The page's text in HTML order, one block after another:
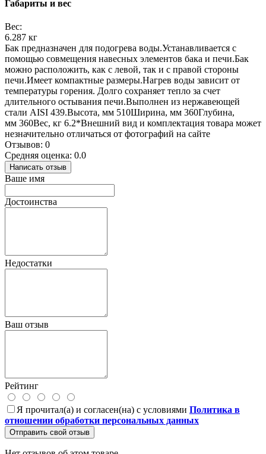
Габариты и вес
Вес:
6.287 кг
Бак предназначен для подогрева воды.Устанавливается с
помощью совмещения навесных элементов бака и печи.Бак
можно расположить, как с левой, так и с правой стороны
печи.Имеет компактные размеры.Нагрев воды зависит от
температуры горения. Долго сохраняет тепло за счет
длительного остывания печи.Выполнен из нержавеющей
стали AISI 439.Высота, мм 510Ширина, мм 360Глубина,
мм 360Вес, кг 6.2*Внешний вид и комплектация товара может
незначительно отличаться от фотографий на сайте
Отзывов: 0
Средняя оценка: 0.0
Написать отзыв
Ваше имя
Достоинства
Недостатки
Ваш отзыв
Рейтинг
Я прочитал(а) и согласен(на) с условиями Политика в
отношении обработки персональных данных
Отправить свой отзыв